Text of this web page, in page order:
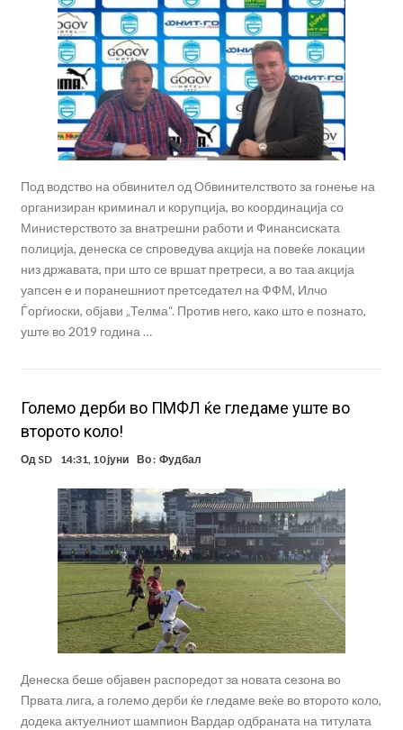
Под водство на обвинител од Обвинителството за гонење на
организиран криминал и корупција, во координација со
Министерството за внатрешни работи и Финансиската
полиција, денеска се спроведува акција на повеќе локации
низ државата, при што се вршат претреси, а во таа акција
уапсен е и поранешниот претседател на ФФМ, Илчо
Ѓорѓиоски, објави „Телма“. Против него, како што е познато,
уште во 2019 година …
Големо дерби во ПМФЛ ќе гледаме уште во
второто коло!
Од SD 14:31, 10 јуни Во : Фудбал
Денеска беше објавен распоредот за новата сезона во
Првата лига, а големо дерби ќе гледаме веќе во второто коло,
додека актуелниот шампион Вардар одбраната на титулата